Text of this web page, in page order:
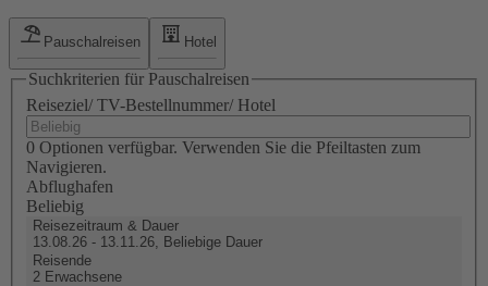
Pauschalreisen Hotel
Suchkriterien für Pauschalreisen
Reiseziel/ TV-Bestellnummer/ Hotel
0 Optionen verfügbar. Verwenden Sie die Pfeiltasten zum
Navigieren.
Abflughafen
Beliebig
Reisezeitraum & Dauer
13.08.26 - 13.11.26, Beliebige Dauer
Reisende
2 Erwachsene